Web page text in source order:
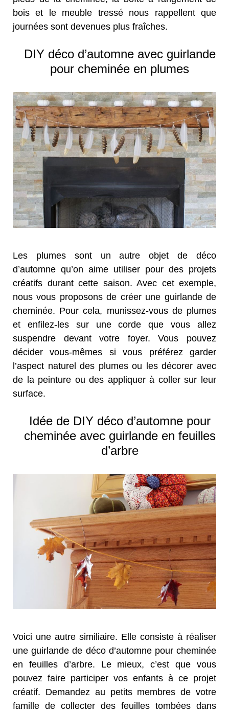
bois et le meuble tressé nous rappellent que
journées sont devenues plus fraîches.
DIY déco d’automne avec guirlande
pour cheminée en plumes
Les plumes sont un autre objet de déco
d’automne qu’on aime utiliser pour des projets
créatifs durant cette saison. Avec cet exemple,
nous vous proposons de créer une guirlande de
cheminée. Pour cela, munissez-vous de plumes
et enfilez-les sur une corde que vous allez
suspendre devant votre foyer. Vous pouvez
décider vous-mêmes si vous préférez garder
l’aspect naturel des plumes ou les décorer avec
de la peinture ou des appliquer à coller sur leur
surface.
Idée de DIY déco d’automne pour
cheminée avec guirlande en feuilles
d’arbre
Voici une autre similiaire. Elle consiste à réaliser
une guirlande de déco d’automne pour cheminée
en feuilles d’arbre. Le mieux, c’est que vous
pouvez faire participer vos enfants à ce projet
créatif. Demandez au petits membres de votre
famille de collecter des feuilles tombées dans